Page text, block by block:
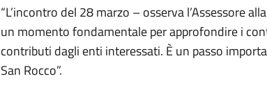
“L’incontro del 28 marzo – osserva l’Assessore
un momento fondamentale per approfondire i
contributi dagli enti interessati. È un passo
San Rocco”.